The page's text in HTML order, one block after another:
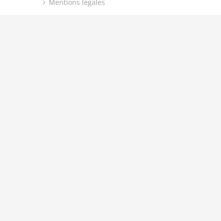
Mentions légales